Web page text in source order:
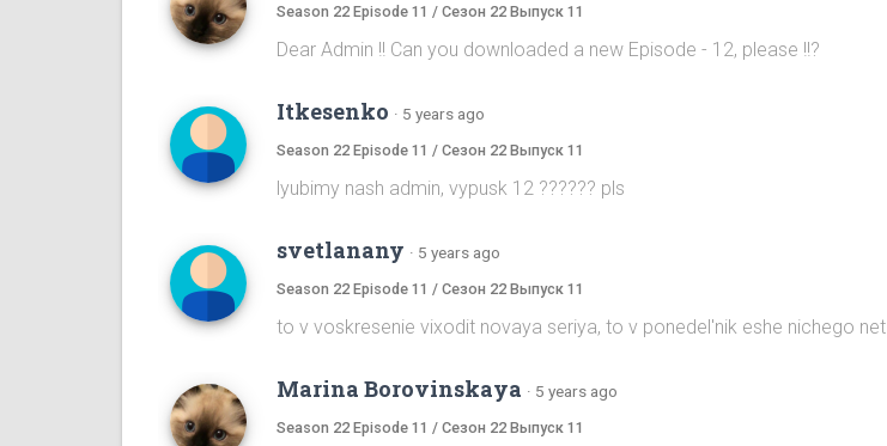
Season 22 Episode 11 / Сезон 22 Выпуск 11
Dear Admin !! Can you downloaded a new Episode - 12, please !!?
Itkesenko · 5 years ago
Season 22 Episode 11 / Сезон 22 Выпуск 11
lyubimy nash admin, vypusk 12 ?????? pls
svetlanany · 5 years ago
Season 22 Episode 11 / Сезон 22 Выпуск 11
to v voskresenie vixodit novaya seriya, to v ponedel'nik eshe nichego net.
Marina Borovinskaya · 5 years ago
Season 22 Episode 11 / Сезон 22 Выпуск 11